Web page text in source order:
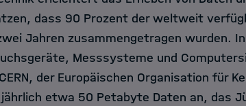
dass 90 Prozent der weltweit
Jahren zusammengetragen wurden.
Messsysteme und
der Europäischen Organisation für
etwa 50 Petabyte Daten an, das